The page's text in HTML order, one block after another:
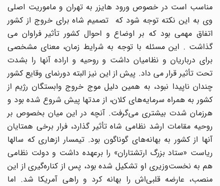
مناسب است در خصوص ورود هایزر به تهران و ماموریت اصلی
وی به این نکته توجه شود که تصمیم شاه برای خروج از کشور
اتفاق مهمی بود که بر اوضاع و احوال کشور تأثیر فراوان می
گذاشت . این مسئله با توجه به شرایط زمان، معنای مشخصی
برای درباریان و نظامیان داشت و روحیه و اراده آنها را بشدت
تحت تأثیر قرار می ‌داد. پیش از این نیز البته دورنمای وقایع کشور
چندان ناپیدا نبود، به همین دلیل موج خروج وابستگان رژیم از
کشور به همراه سرمایه‌های کلان، از مدتها پیش شروع شده بود و
هرزمان شدت بیشتری می‌گرفت. آنچه در این میان بخصوص بر
روحیه مقامات ارشد نظامی شاه تأثیر گذارد، فرار برخی همتایان
آنها از کشور به بهانه‌های گوناگون بود. تیمسار ازهاری که سالها
ریاست «ستاد بزرگ ارتشتاران» را برعهده داشت و دولت نظامی
هم به نخست‌وزیری او تشکیل شده بود، پس از کناره‌گیری از این
منصب، عارضه قلبی‌اش را بهانه کرد و راهی آمریکا شد. اما